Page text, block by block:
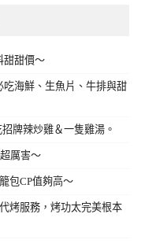
甜甜價～
海鮮、生魚片、牛排與甜
牌辣炒雞＆一隻雞湯。
厲害～
包CP值夠高～
烤服務，烤功太完美根本